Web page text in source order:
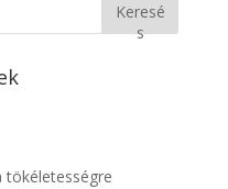
Keresé
s
tökéletességre